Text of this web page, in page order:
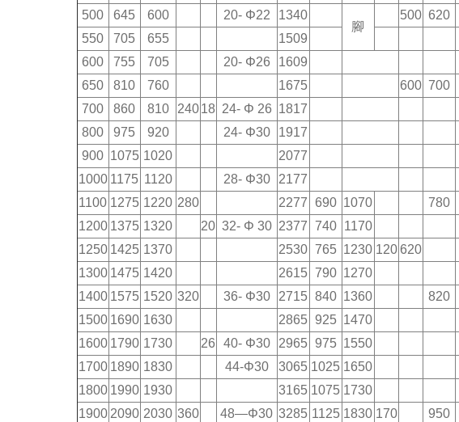
500
645 600 20- Φ22
1340
腳
500 620
550
705 655 1509
600
755 705 20- Φ26 1609
650
810 760 1675 600 700
700
860 810 24018 24- Φ 26 1817
800
975 920 24- Φ30 1917
900 1075 1020 2077
1000 1175 1120 28- Φ30 2177
1100 1275 1220 280 2277 690 1070 780
1200 1375 1320 20 32- Φ 30 2377 740 1170
1250 1425 1370 2530 765 1230 120620
1300 1475 1420 2615 790 1270
1400 1575 1520 320 36- Φ30 2715 840 1360 820
1500 1690 1630 2865 925 1470
1600 1790 1730 26 40- Φ30 2965 975 1550
1700 1890 1830 44-Φ30 3065 1025 1650
1800 1990 1930 3165 1075 1730
19002090 2030 360 48—Φ30 3285 1125 1830 170 950